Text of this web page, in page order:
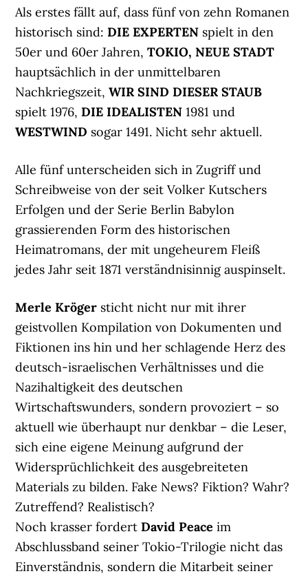
Als erstes fällt auf, dass fünf von zehn Romanen
historisch sind:DIE EXPERTEN spielt in den
50er und 60er Jahren,TOKIO, NEUE STADT
hauptsächlich in der unmittelbaren
Nachkriegszeit,WIR SIND DIESER STAUB
spielt 1976,DIE IDEALISTEN 1981 und
WESTWIND sogar 1491. Nicht sehr aktuell.
Alle fünf unterscheiden sich in Zugriff und
Schreibweise von der seit Volker Kutschers
Erfolgen und der Serie Berlin Babylon
grassierenden Form des historischen
Heimatromans, der mit ungeheurem Fleiß
jedes Jahr seit 1871 verständnisinnig auspinselt.
Merle Kröger sticht nicht nur mit ihrer
geistvollen Kompilation von Dokumenten und
Fiktionen ins hin und her schlagende Herz des
deutsch-israelischen Verhältnisses und die
Nazihaltigkeit des deutschen
Wirtschaftswunders, sondern provoziert – so
aktuell wie überhaupt nur denkbar – die Leser,
sich eine eigene Meinung aufgrund der
Widersprüchlichkeit des ausgebreiteten
Materials zu bilden. Fake News? Fiktion? Wahr?
Zutreffend? Realistisch?
Noch krasser fordertDavid Peaceim
Abschlussband seiner Tokio-Trilogie nicht das
Einverständnis, sondern die Mitarbeit seiner